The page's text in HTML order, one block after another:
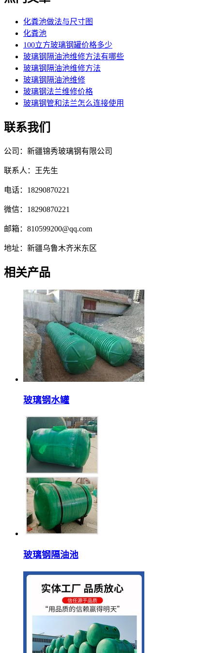
化粪池做法与尺寸图
化粪池
100立方玻璃钢罐价格多少
玻璃钢隔油池维修方法有哪些
玻璃钢隔油池维修方法
玻璃钢隔油池维修
玻璃钢法兰维修价格
玻璃钢管和法兰怎么连接使用
联系我们
公司：新疆锦秀玻璃钢有限公司
联系人：王先生
电话：18290870221
微信：18290870221
邮箱：810599200@qq.com
地址：新疆乌鲁木齐米东区
相关产品
玻璃钢水罐
玻璃钢隔油池